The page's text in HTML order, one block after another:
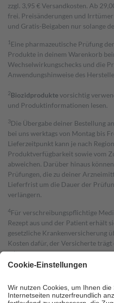
zzgl. 3,95 € Versandkosten. Ab
frei. Preisänderungen und
und Gratis-Beigaben nur solange
1 Eine pharmazeutische Prüfung
Produkte in deinem Warenkorb
Wechselwirkungschecks und die
Anwendungshinweise des
2Biozidproduktevorsichtig
und Produktinformationen lesen.
3Die Übergabe deiner Bestellung
bei uns werktags von Montag bis
Lieferzeitpunkt kann je nach
Produktverfügbarkeit sowie vom
abweichen. Darüber hinaus
Prüfungen, die zu deiner
Lieferfrist um die Dauer der
verlängern.
4Für verschreibungspflichtige
Rezept aus und der Patient erhält
gesetzliche Krankenversicherung
Kosten dafür, der Versicherte trägt
mit.
Grundsätzlich leisten Mitglieder
höchstens zehn Euro.
Es sind
Kosten der Leistung zu entrichten.